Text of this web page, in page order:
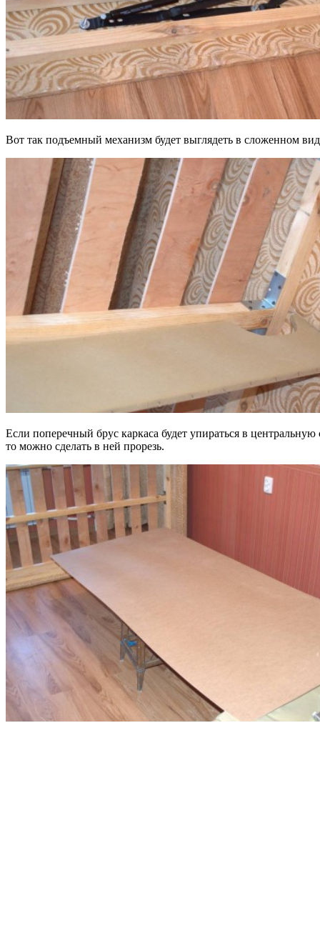
Вот так подъемный механизм будет выглядеть в сложенном
Если поперечный брус каркаса будет упираться в
то можно сделать в ней прорезь.